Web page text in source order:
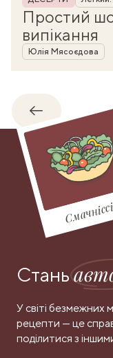
Простий
випікання
Автор
Юлія Мясоєдова
Назад
Стань
У світі безмежних
рецепти — це
поділитися з